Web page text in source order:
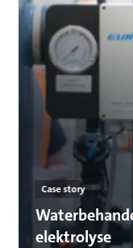
Case story
elektrolyse